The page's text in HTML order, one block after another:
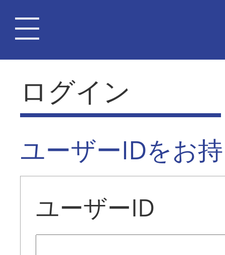
ログイン
ユーザーIDをお
ユーザーID